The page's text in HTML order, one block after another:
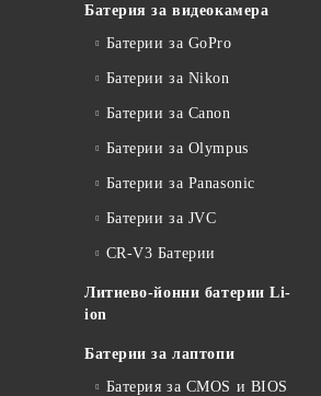
Батерия за видеокамера
Батерии за GoPro
Батерии за Nikon
Батерии за Canon
Батерии за Olympus
Батерии за Panasonic
Батерии за JVC
CR-V3 Батерии
Литиево-йонни батерии Li-
ion
Батерии за лаптопи
Батерия за CMOS и BIOS